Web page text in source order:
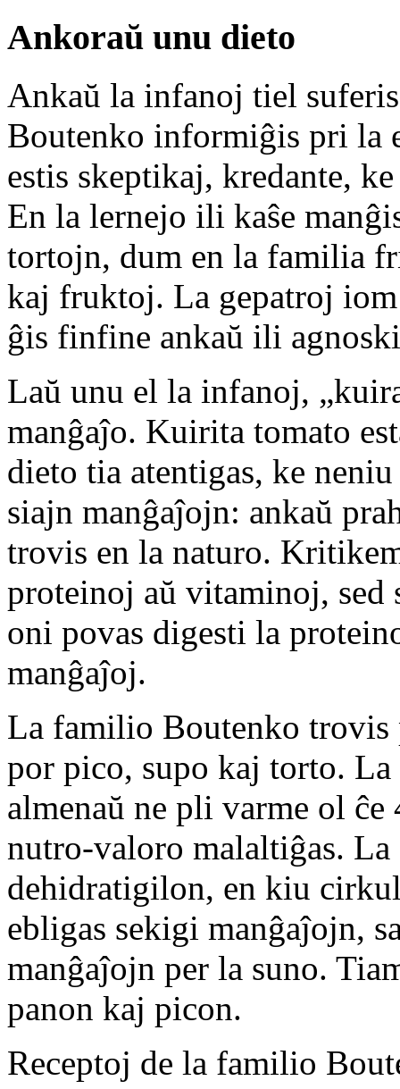
Ankoraŭ unu dieto
Ankaŭ la infanoj tiel
Boutenko informiĝis pri la
estis skeptikaj, kredante,
En la lernejo ili kaŝe
tortojn, dum en la familia
kaj fruktoj. La gepatroj
ĝis finfine ankaŭ ili
Laŭ unu el la infanoj,
manĝaĵo. Kuirita tomato
dieto tia atentigas, ke
siajn manĝaĵojn: ankaŭ
trovis en la naturo.
proteinoj aŭ vitaminoj, sed
oni povas digesti la
manĝaĵoj.
La familio Boutenko
por pico, supo kaj torto.
almenaŭ ne pli varme ol
nutro-valoro malaltiĝas.
dehidratigilon, en kiu
ebligas sekigi manĝaĵojn,
manĝaĵojn per la suno.
panon kaj picon.
Receptoj de la familio